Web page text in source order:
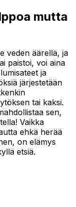
mutta
veden äärellä, ja
paistoi, voi aina
ja
järjestetään
tai kaksi.
sen,
Vaikka
ehkä herää
on elämys
etsiä.